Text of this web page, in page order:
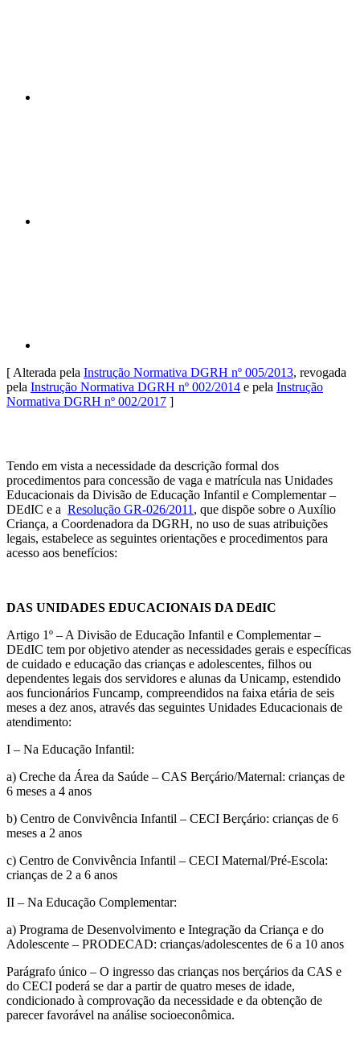
[ Alterada pela Instrução Normativa DGRH nº 005/2013, revogada
pela Instrução Normativa DGRH nº 002/2014 e pela Instrução
Normativa DGRH nº 002/2017 ]
Tendo em vista a necessidade da descrição formal dos
procedimentos para concessão de vaga e matrícula nas Unidades
Educacionais da Divisão de Educação Infantil e Complementar –
DEdIC e a Resolução GR-026/2011 , que dispõe sobre o Auxílio
Criança, a Coordenadora da DGRH, no uso de suas atribuições
legais, estabelece as seguintes orientações e procedimentos para
acesso aos benefícios:
DAS UNIDADES EDUCACIONAIS DA DEdIC
Artigo 1º – A Divisão de Educação Infantil e Complementar –
DEdIC tem por objetivo atender as necessidades gerais e específicas
de cuidado e educação das crianças e adolescentes, filhos ou
dependentes legais dos servidores e alunas da Unicamp, estendido
aos funcionários Funcamp, compreendidos na faixa etária de seis
meses a dez anos, através das seguintes Unidades Educacionais de
atendimento:
I – Na Educação Infantil:
a) Creche da Área da Saúde – CAS Berçário/Maternal: crianças de
6 meses a 4 anos
b) Centro de Convivência Infantil – CECI Berçário: crianças de 6
meses a 2 anos
c) Centro de Convivência Infantil – CECI Maternal/Pré-Escola:
crianças de 2 a 6 anos
II – Na Educação Complementar:
a) Programa de Desenvolvimento e Integração da Criança e do
Adolescente – PRODECAD: crianças/adolescentes de 6 a 10 anos
Parágrafo único – O ingresso das crianças nos berçários da CAS e
do CECI poderá se dar a partir de quatro meses de idade,
condicionado à comprovação da necessidade e da obtenção de
parecer favorável na análise socioeconômica.